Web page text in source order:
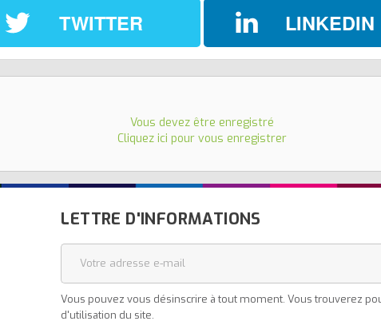
TWITTER LINKEDIN
Vous devez être enregistré
Cliquez ici pour vous enregistrer
LETTRE D'INFORMATIONS
Vous pouvez vous désinscrire à tout moment. Vous trouverez
d'utilisation du site.